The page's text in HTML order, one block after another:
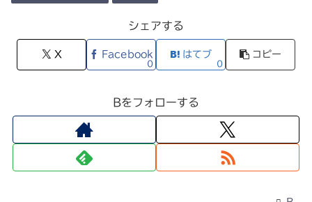
シェアする
X Facebook
0
はてブ
0
コピー
Bをフォローする